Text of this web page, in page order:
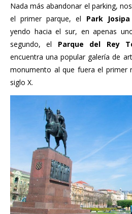
Nada más abandonar el parking,
el primer parque, el Park
yendo hacia el sur, en apenas
segundo, el Parque del Rey
encuentra una popular galería de
monumento al que fuera el primer
siglo X.